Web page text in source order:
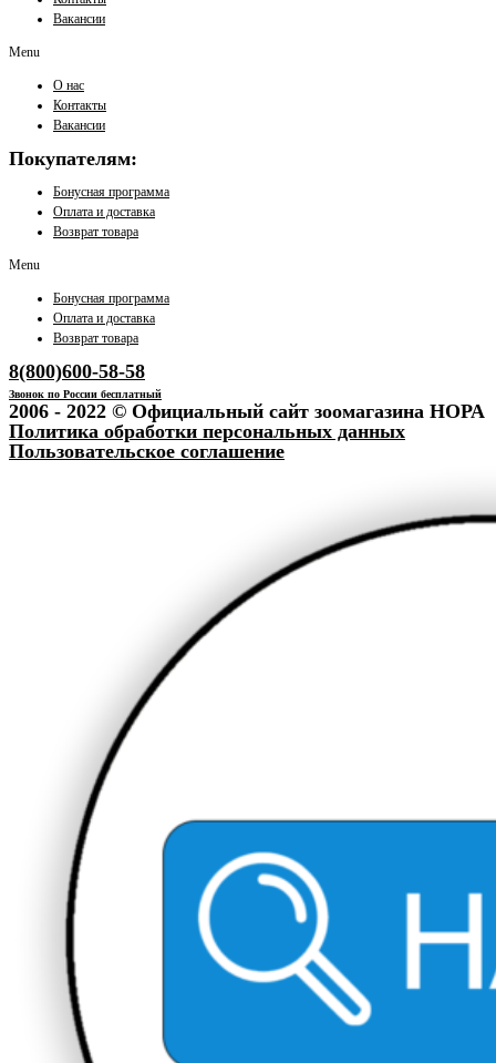
Вакансии
Menu
О нас
Контакты
Вакансии
Покупателям:
Бонусная программа
Оплата и доставка
Возврат товара
Menu
Бонусная программа
Оплата и доставка
Возврат товара
8(800)600-58-58
Звонок по России бесплатный
2006 - 2022 © Официальный сайт зоомагазина НОРА
Политика обработки персональных данных
Пользовательское соглашение